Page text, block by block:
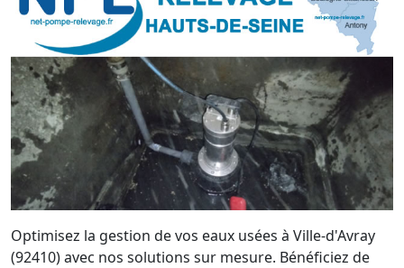
Optimisez la gestion de vos eaux usées à Ville-d'Avray
(92410) avec nos solutions sur mesure. Bénéficiez de